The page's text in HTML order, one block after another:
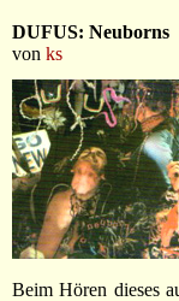
DUFUS: Neuborns
von ks
Beim Hören dieses